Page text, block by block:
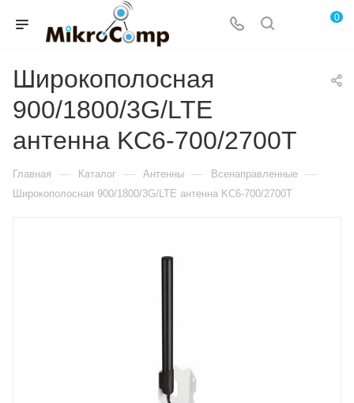
0
Широкополосная
900/1800/3G/LTE
антенна KC6-700/2700T
Главная — Каталог — Антенны — Всенаправленные —
Широкополосная 900/1800/3G/LTE антенна KC6-700/2700T